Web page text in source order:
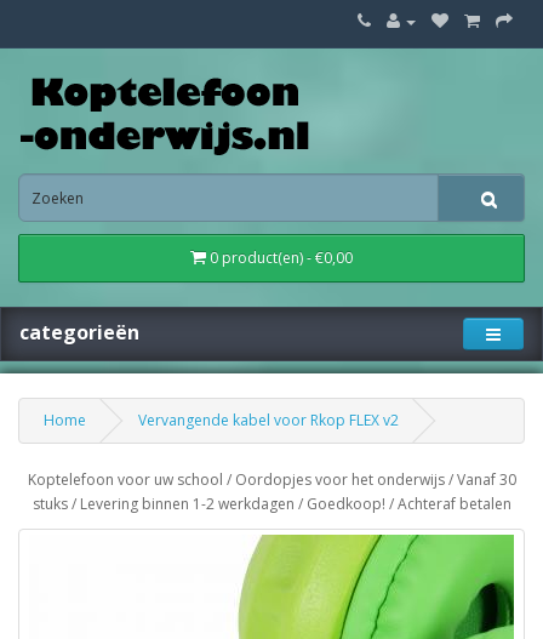
0 product(en) - €0,00
categorieën
Home Vervangende kabel voor Rkop FLEX v2
Koptelefoon voor uw school / Oordopjes voor het onderwijs / Vanaf 30
stuks / Levering binnen 1-2 werkdagen / Goedkoop! / Achteraf betalen